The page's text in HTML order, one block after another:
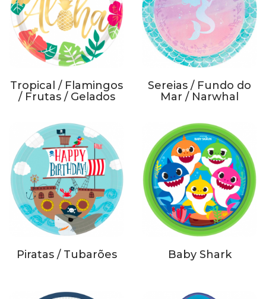
Tropical / Flamingos
/ Frutas / Gelados
Sereias / Fundo do
Mar / Narwhal
Piratas / Tubarões Baby Shark